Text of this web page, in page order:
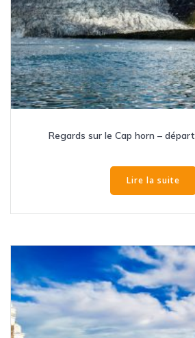
Regards sur le Cap horn –
Lire la suite